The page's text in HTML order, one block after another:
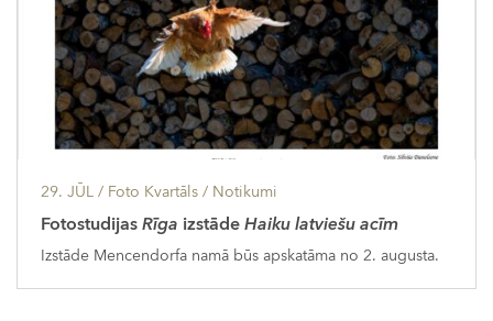
29. JŪL / Foto Kvartāls / Notikumi
FotostudijasRīga izstādeHaiku latviešu acīm
Izstāde Mencendorfa namā būs apskatāma no 2. augusta.